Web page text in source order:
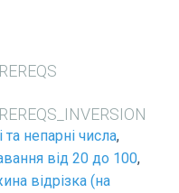
та непарні числа,
від 20 до 100,
відрізка (на